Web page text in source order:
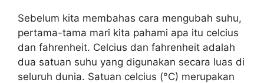
Sebelum kita membahas cara mengubah suhu,
pertama-tama mari kita pahami apa itu celcius
dan fahrenheit. Celcius dan fahrenheit adalah
dua satuan suhu yang digunakan secara luas di
seluruh dunia. Satuan celcius (°C) merupakan